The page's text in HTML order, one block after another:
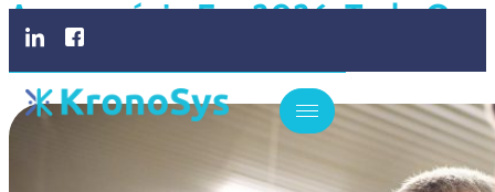
Agronegócio Em 2026: Tudo O
Que Você Precisa Saber